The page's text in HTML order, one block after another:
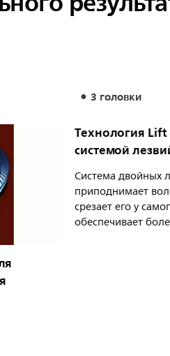
3 головки
Технология
системой
Система двойных
приподнимает
срезает его у
обеспечивает